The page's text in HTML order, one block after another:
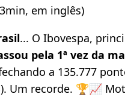
em inglês)
... O Ibovespa,
pela 1ª vez da
a 135.777
Um recorde. 🏆📈